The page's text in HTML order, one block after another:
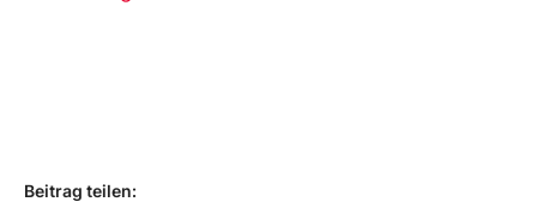
Beitrag teilen: